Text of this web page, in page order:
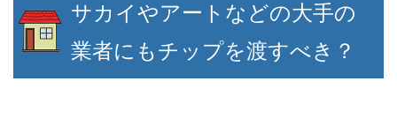
サカイやアートなどの大手の
業者にもチップを渡すべき？